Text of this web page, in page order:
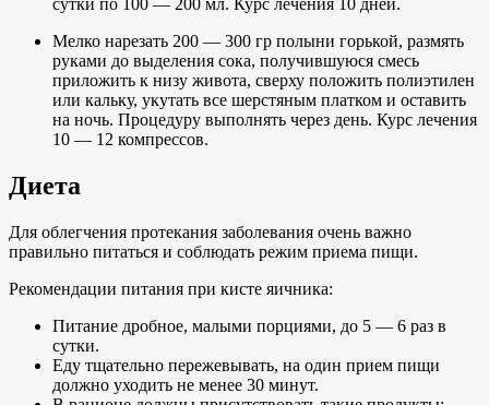
сутки по 100 — 200 мл. Курс лечения 10 дней.
Мелко нарезать 200 — 300 гр полыни горькой, размять
руками до выделения сока, получившуюся смесь
приложить к низу живота, сверху положить полиэтилен
или кальку, укутать все шерстяным платком и оставить
на ночь. Процедуру выполнять через день. Курс лечения
10 — 12 компрессов.
Диета
Для облегчения протекания заболевания очень важно
правильно питаться и соблюдать режим приема пищи.
Рекомендации питания при кисте яичника:
Питание дробное, малыми порциями, до 5 — 6 раз в
сутки.
Еду тщательно пережевывать, на один прием пищи
должно уходить не менее 30 минут.